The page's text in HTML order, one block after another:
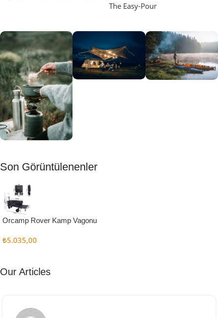
The Easy-Pour
Muftağı
Kampçı
Şefler İçin
Keşfet
Son Görüntülenenler
Orcamp Rover Kamp Vagonu
₺5.035,00
Our Articles